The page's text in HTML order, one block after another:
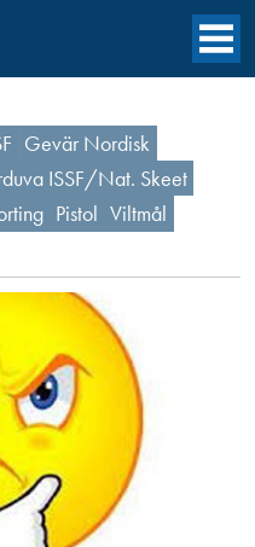
Gevär Nordisk
ISSF/Nat. Skeet
Pistol Viltmål